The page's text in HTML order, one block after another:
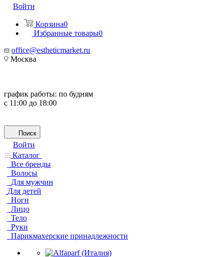
Войти
Корзина0
Избранные товары0
office@estheticmarket.ru
Москва
график работы: по будням
с 11:00 до 18:00
Поиск
Войти
Каталог
Все бренды
Волосы
Для мужчин
Для детей
Ноги
Лицо
Тело
Руки
Парикмахерские принадлежности